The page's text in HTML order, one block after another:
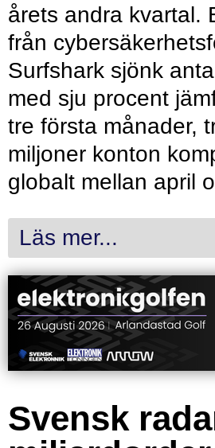
årets andra kvartal.
från
Surfshark sjönk
med sju procent
tre första månader,
miljoner konton
globalt mellan april
Läs mer...
Svensk